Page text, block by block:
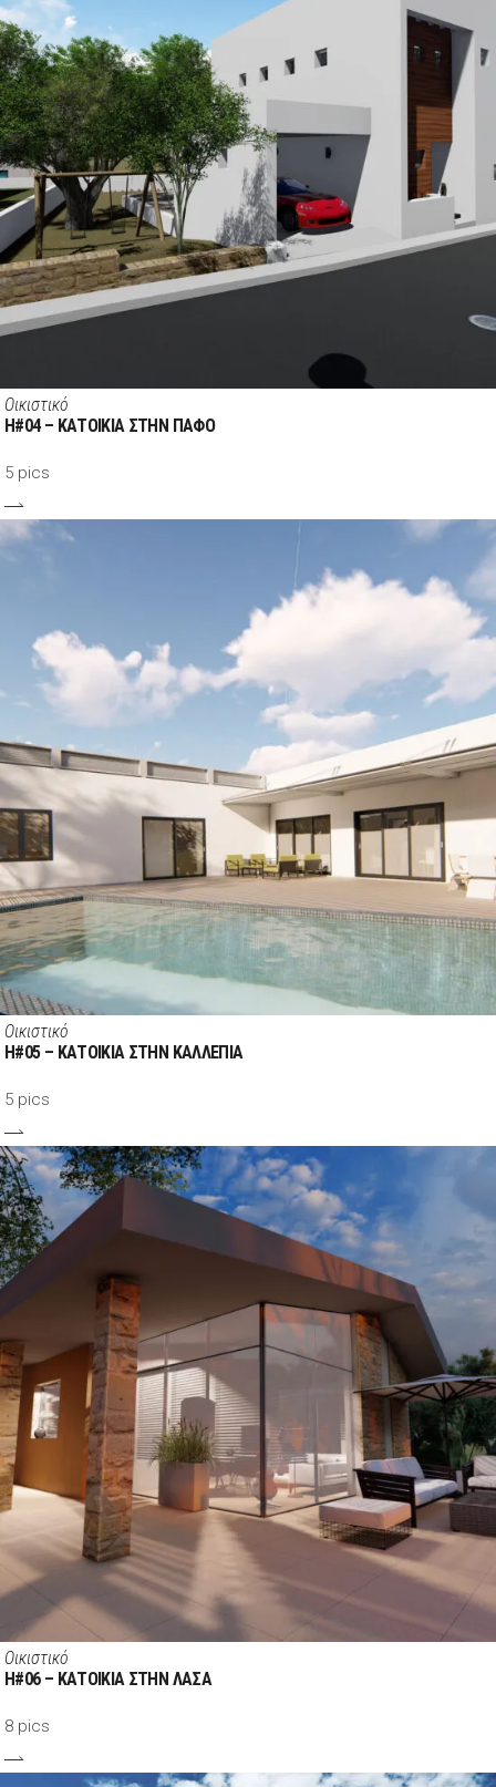
Οικιστικό
H#04 – ΚΑΤΟΙΚΙΑ ΣΤΗΝ ΠΑΦΟ
5 pics
Οικιστικό
H#05 – ΚΑΤΟΙΚΙΑ ΣΤΗΝ ΚΑΛΛΕΠΙΑ
5 pics
Οικιστικό
H#06 – ΚΑΤΟΙΚΙΑ ΣΤΗΝ ΛΑΣΑ
8 pics